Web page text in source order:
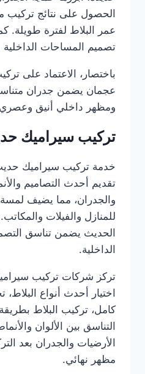
الحصول على نتائج تركيب
عمر البلاط لفترة طويلة.
تصميم المساحات
باختصار، الاعتماد على
عجمان يضمن جدران
ومظهر داخلي أنيق
تركيب سيراميك
خدمة تركيب سيراميك
تقديم أحدث التصاميم
والجدران، مما يضيف
للمنازل والفيلات
الحديث يضمن تناسق
الداخلية.
تركز شركات تركيب
اختيار أحدث أنواع
كامل، تركيب البلاط
التناسق بين الألوان
الأرضيات والجدران بعد
مظهر نهائي.